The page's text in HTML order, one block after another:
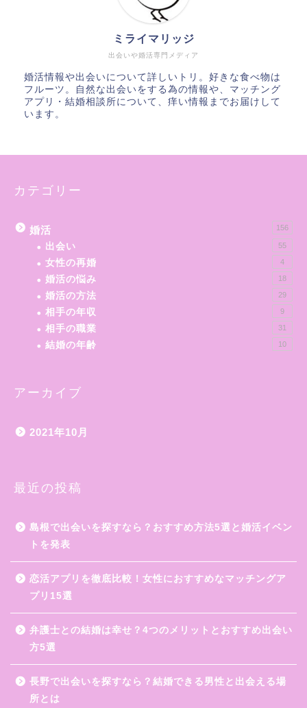
出会いや婚活専門メディア
ミライマリッジ
婚活情報や出会いについて詳しいトリ。好きな食べ物は
フルーツ。自然な出会いをする為の情報や、マッチング
アプリ・結婚相談所について、痒い情報までお届けして
います。
カテゴリー
婚活 156
出会い 55
女性の再婚 4
婚活の悩み 18
婚活の方法 29
相手の年収 9
相手の職業 31
結婚の年齢 10
アーカイブ
2021年10月
最近の投稿
島根で出会いを探すなら？おすすめ方法5選と婚活イベン
トを発表
恋活アプリを徹底比較！女性におすすめなマッチングア
プリ15選
弁護士との結婚は幸せ？4つのメリットとおすすめ出会い
方5選
長野で出会いを探すなら？結婚できる男性と出会える場
所とは